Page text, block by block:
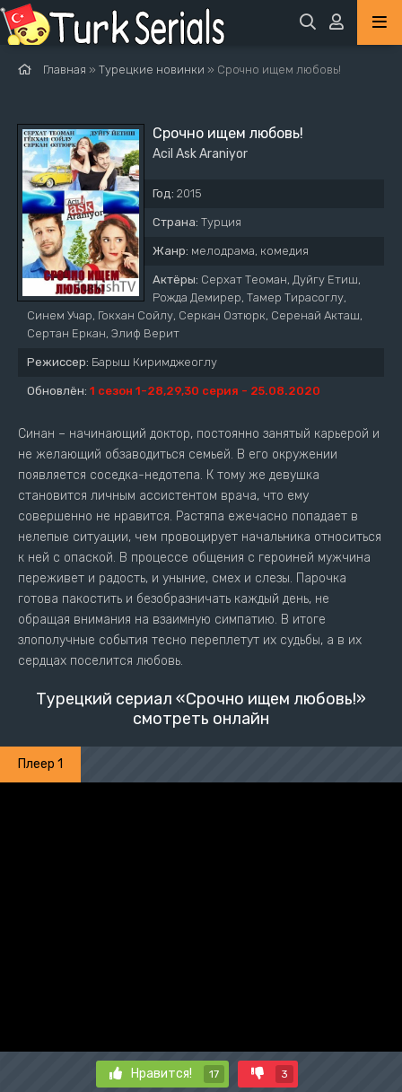
Главная » Турецкие новинки » Срочно ищем любовь!
Срочно ищем любовь!
Acil Ask Araniyor
Год: 2015
Страна: Турция
Жанр: мелодрама, комедия
Актёры: Серхат Теоман, Дуйгу Етиш,
Рожда Демирер, Тамер Тирасоглу,
Синем Учар, Гокхан Сойлу, Серкан Озтюрк, Серенай Акташ,
Сертан Еркан, Элиф Верит
Режиссер: Барыш Киримджеоглу
Обновлён: 1 сезон 1-28,29,30 серия - 25.08.2020
Синан – начинающий доктор, постоянно занятый карьерой и
не желающий обзаводиться семьей. В его окружении
появляется соседка-недотепа. К тому же девушка
становится личным ассистентом врача, что ему
совершенно не нравится. Растяпа ежечасно попадает в
нелепые ситуации, чем провоцирует начальника относиться
к ней с опаской. В процессе общения с героиней мужчина
переживет и радость, и уныние, смех и слезы. Парочка
готова пакостить и безобразничать каждый день, не
обращая внимания на взаимную симпатию. В итоге
злополучные события тесно переплетут их судьбы, а в их
сердцах поселится любовь.
Турецкий сериал «Срочно ищем любовь!»
смотреть онлайн
Плеер 1
Нравится! 17 3